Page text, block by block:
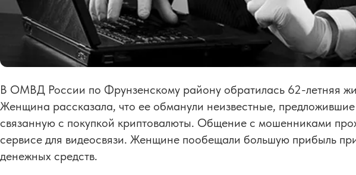
В ОМВД России по Фрунзенскому району обратилась 62-летняя
Женщина рассказала, что ее обманули неизвестные,
связанную с покупкой криптовалюты. Общение с мошенниками
сервисе для видеосвязи. Женщине пообещали большую прибыль
денежных средств.